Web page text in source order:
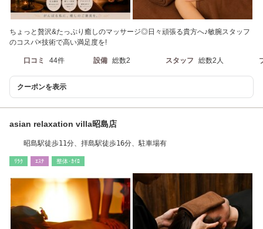
ちょっと贅沢&たっぷり癒しのマッサージ◎日々頑張る貴方へ♪敏腕スタッフ
のコスパ×技術で高い満足度を!
口コミ 44件 設備 総数2 スタッフ 総数2人
クーポンを表示
asian relaxation villa昭島店
昭島駅徒歩11分、拝島駅徒歩16分、駐車場有
ﾘﾗｸ ｴｽﾃ 整体･ｶｲﾛ